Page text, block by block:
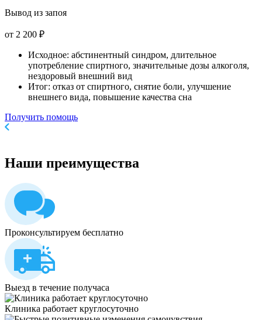
Вывод из запоя
от 2 200 ₽
Исходное: абстинентный синдром, длительное
употребление спиртного, значительные дозы алкоголя,
нездоровый внешний вид
Итог: отказ от спиртного, снятие боли, улучшение
внешнего вида, повышение качества сна
Получить помощь
Наши преимущества
Проконсультируем бесплатно
Выезд в течение получаса
Клиника работает круглосуточно